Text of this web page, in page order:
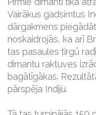
Vairākus gadsimtus
dārgakmens
noskaidrojās, ka arī
tas pasaules tirgū
dimantu raktuves
bagātīgākas.
pārspēja Indiju.